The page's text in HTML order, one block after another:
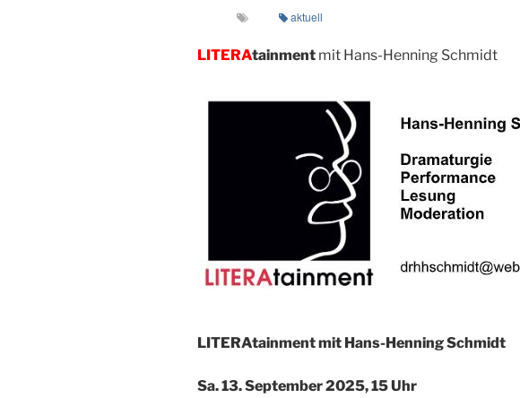
aktuell
LITERAtainment mit Hans-Henning Schmidt
LITERAtainment mit Hans-Henning Schmidt
Sa. 13. September 2025, 15 Uhr